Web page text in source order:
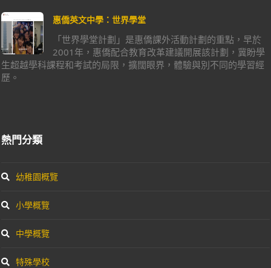
惠僑英文中學：世界學堂
「世界學堂計劃」是惠僑課外活動計劃的重點，早於
2001年，惠僑配合教育改革建議開展該計劃，冀盼學
生超越學科課程和考試的局限，擴闊眼界，體驗與別不同的學習經
歷。
熱門分類
幼稚園概覽
小學概覽
中學概覽
特殊學校